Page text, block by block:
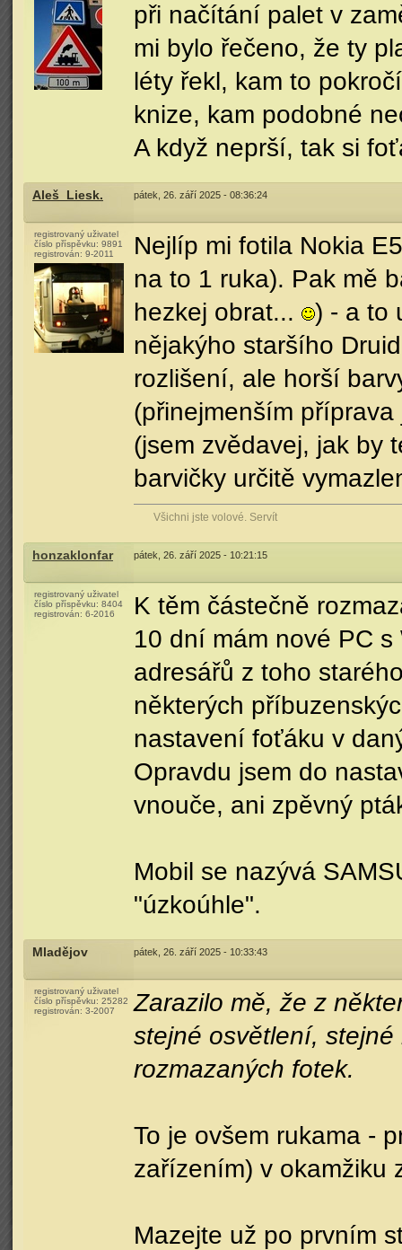
při načítání palet v
mi bylo řečeno, že ty
léty řekl, kam to pokročí
knize, kam podobné
A když neprší, tak si
Aleš_Liesk. pátek, 26. září 2025 - 08:36:24
registrovaný uživatel
číslo příspěvku: 9891
registrován: 9-2011
Nejlíp mi fotila Nokia
na to 1 ruka). Pak mě
hezkej obrat...
) - a to
nějakýho staršího
rozlišení, ale horší
(přinejmenším
(jsem zvědavej, jak by
barvičky určitě
Všichni jste volové. Servít
honzaklonfar pátek, 26. září 2025 - 10:21:15
registrovaný uživatel
číslo příspěvku: 8404
registrován: 6-2016
K těm částečně
10 dní mám nové PC
adresářů z toho
některých
nastavení foťáku v
Opravdu jsem do
vnouče, ani zpěvný
Mobil se nazývá
"úzkoúhle".
Mladějov pátek, 26. září 2025 - 10:33:43
registrovaný uživatel
číslo příspěvku: 25282
registrován: 3-2007
Zarazilo mě, že z
stejné osvětlení,
rozmazaných fotek.
To je ovšem rukama -
zařízením) v okamžiku
Mazejte už po prvním